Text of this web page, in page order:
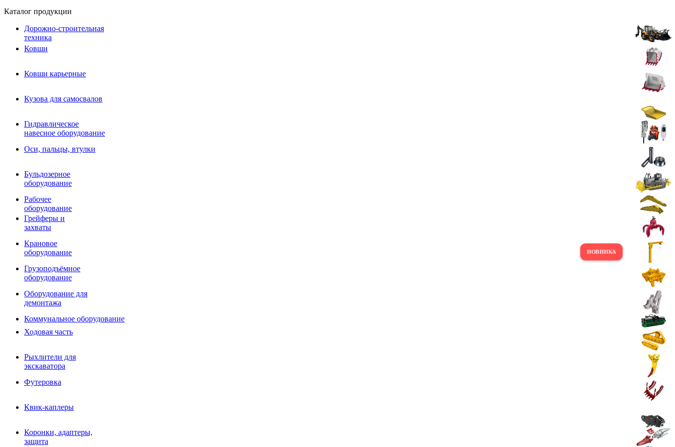
Гидравлическое навесное
оборудование
Гидробуры и шнеки
Вибротрамбовки
Навесные дорожные фрезы
Виброрипперы
Ковши дробильные щековые
Ковши дробильные роторные
Сортировочные ковши барабанные
Сортировочные ковши вальцовые
Фрезы роторные
Фрезы дисковые
Траншеекопатели
Просеивающие ковши для фронтальных погрузчиков
Распределители асфальта
Переходные плиты
Гидроразводка
РВД
Сваерезки
Как выбрать гидромолот
Каталог продукции
Дорожно-строительная
техника
Ковши
Ковши карьерные
Кузова для самосвалов
Гидравлическое
навесное оборудование
Оси, пальцы, втулки
Бульдозерное
оборудование
Рабочее
оборудование
Грейферы и
захваты
Крановое
оборудование
Грузоподъёмное
оборудование
Оборудование для
демонтажа
Коммунальное оборудование
Ходовая часть
Рыхлители для
экскаватора
Футеровка
Квик-каплеры
Коронки, адаптеры,
защита